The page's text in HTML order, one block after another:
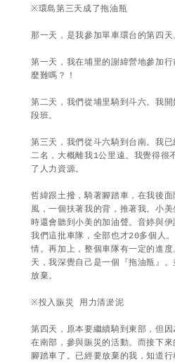
※環島第三天成了拖油瓶
那一天，是我參加單車環台的第四天
第一天，我在埔里的謝緯營地參加
麼難嗎？！
第二天，我們從埔里騎到斗六。我
段班。
第三天，我們從斗六騎到台南。我
二名，大概離我1公里遠。我覺得很
了人力資源。
哲緯跟土撥，騎著腳踏車，在我後
風，一個扶著我的背，推著我。小
時還會聽到小美的加油聲。音婷與
我們這批車隊，全部也才20多個人
情。再加上，整個車隊有一定的進
天，我深覺自己是一個『拖油瓶』
放棄。
※投入賑災 用力清淤泥
第四天，原本要繼續騎到東部，但
在南部，參與賑災的活動。而接下
腳踏車了。已經要放棄的我，知道